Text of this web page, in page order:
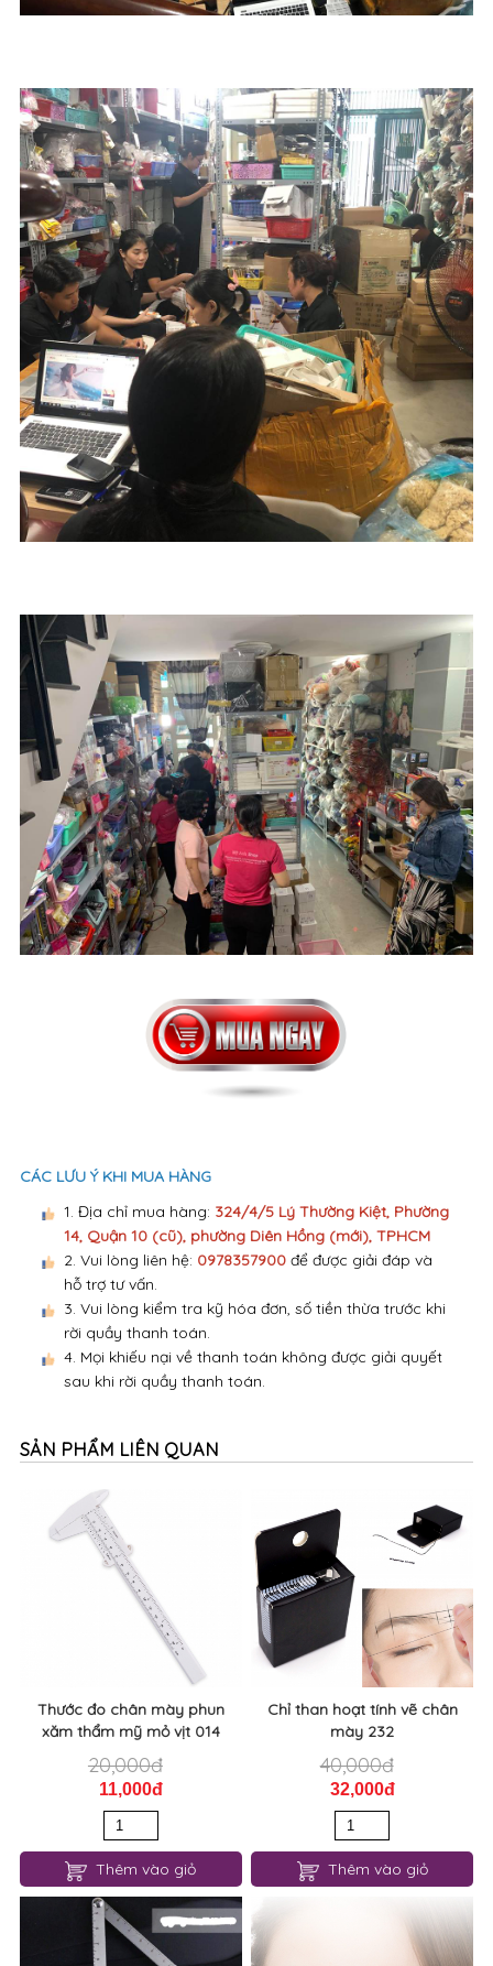
CÁC LƯU Ý KHI MUA HÀNG
1. Địa chỉ mua hàng:324/4/5 Lý Thường Kiệt, Phường
14, Quận 10 (cũ), phường Diên Hồng (mới), TPHCM
2. Vui lòng liên hệ:
hỗ trợ tư vấn.
3. Vui lòng kiểm tra kỹ hóa đơn, số tiền thừa trước khi
rời quầy thanh toán.
4. Mọi khiếu nại về thanh toán không được giải quyết
Thước đo chân mày phun
xăm thẩm mỹ mỏ vịt 014
20,000đ
11,000đ
Thêm vào giỏ
Chỉ than hoạt tính vẽ chân
mày 232
40,000đ
32,000đ